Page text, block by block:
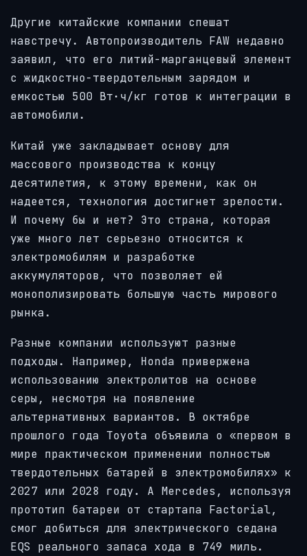
Другие китайские компании спешат
навстречу. Автопроизводитель FAW недавно
заявил, что его литий-марганцевый элемент
с жидкостно-твердотельным зарядом и
емкостью 500 Вт·ч/кг готов к интеграции в
автомобили.
Китай уже закладывает основу для
массового производства к концу
десятилетия, к этому времени, как он
надеется, технология достигнет зрелости.
И почему бы и нет? Это страна, которая
уже много лет серьезно относится к
электромобилям и разработке
аккумуляторов, что позволяет ей
монополизировать большую часть мирового
рынка.
Разные компании используют разные
подходы. Например, Honda привержена
использованию электролитов на основе
серы, несмотря на появление
альтернативных вариантов. В октябре
прошлого года Toyota объявила о «первом в
мире практическом применении полностью
твердотельных батарей в электромобилях» к
2027 или 2028 году. А Mercedes, используя
прототип батареи от стартапа Factorial,
смог добиться для электрического седана
EQS реального запаса хода в 749 миль.